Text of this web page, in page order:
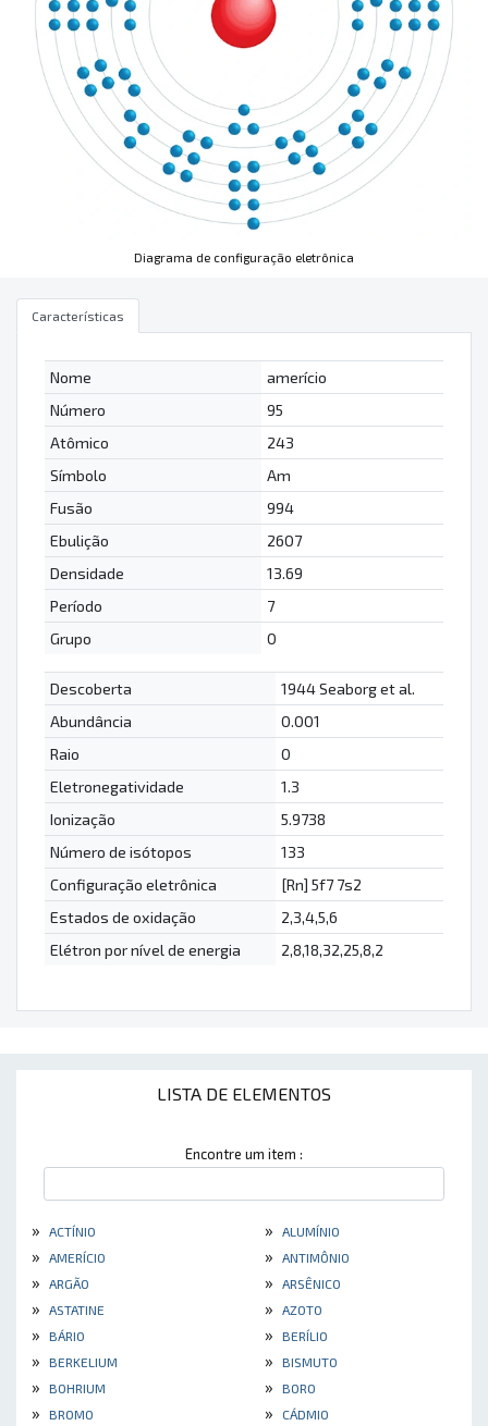
LISTA DE ELEMENTOS
Encontre um item :
» ACTÍNIO » ALUMÍNIO
» AMERÍCIO » ANTIMÔNIO
» ARGÃO » ARSÊNICO
» ASTATINE » AZOTO
» BÁRIO » BERÍLIO
» BERKELIUM » BISMUTO
» BOHRIUM » BORO
» BROMO » CÁDMIO
Diagrama de configuração eletrônica
Características
Nome
amerício
Número
95
Atômico
243
Símbolo
Am
Fusão
994
Ebulição
2607
Densidade
13.69
Período
7
Grupo
0
Descoberta
1944 Seaborg et al.
Abundância
0.001
Raio
0
Eletronegatividade
1.3
Ionização
5.9738
Número de isótopos
133
Configuração eletrônica
[Rn] 5f7 7s2
Estados de oxidação
2,3,4,5,6
Elétron por nível de energia
2,8,18,32,25,8,2